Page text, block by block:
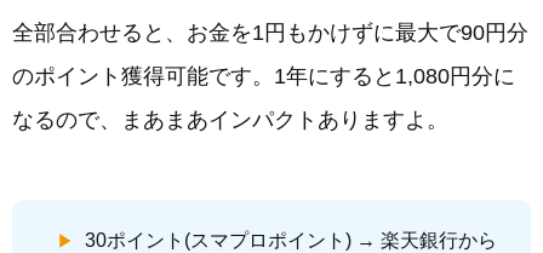
全部合わせると、お金を1円もかけずに最大で90円分
のポイント獲得可能です。1年にすると1,080円分に
なるので、まあまあインパクトありますよ。
30ポイント(スマプロポイント) → 楽天銀行から